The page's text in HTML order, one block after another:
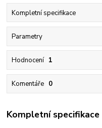
Kompletní specifikace
Parametry
Hodnocení 1
Komentáře 0
Kompletní specifikace